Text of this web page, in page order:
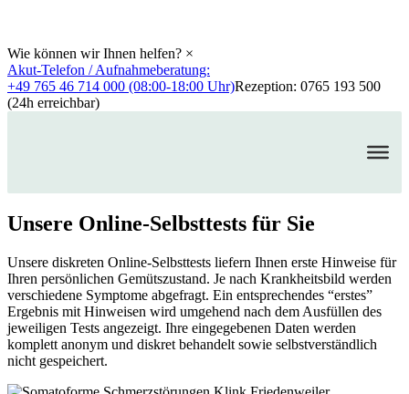
Wie können wir Ihnen helfen? ×
Akut-Telefon / Aufnahmeberatung:
+49 765 46 714 000 (08:00-18:00 Uhr)Rezeption: 0765 193 500
(24h erreichbar)
Unsere Online-Selbsttests für Sie
Unsere diskreten Online-Selbsttests liefern Ihnen erste Hinweise für
Ihren persönlichen Gemütszustand. Je nach Krankheitsbild werden
verschiedene Symptome abgefragt. Ein entsprechendes “erstes”
Ergebnis mit Hinweisen wird umgehend nach dem Ausfüllen des
jeweiligen Tests angezeigt. Ihre eingegebenen Daten werden
komplett anonym und diskret behandelt sowie selbstverständlich
nicht gespeichert.